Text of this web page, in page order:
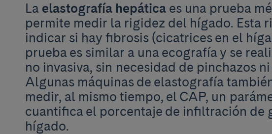
La elastografía hepáticaes una prueba
permite medir la rigidez del hígado. Esta
indicar si hay fibrosis (cicatrices en el
prueba es similar a una ecografía y se
no invasiva, sin necesidad de pinchazos
Algunas máquinas de elastografía
medir, al mismo tiempo, el CAP, un
cuantifica el porcentaje de infiltración de
hígado.